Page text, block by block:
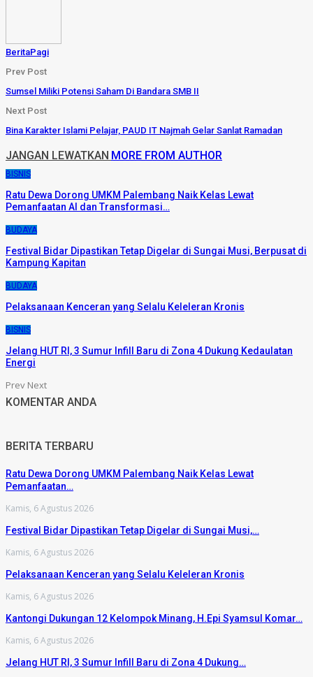
BeritaPagi
Prev Post
Sumsel Miliki Potensi Saham Di Bandara SMB II
Next Post
Bina Karakter Islami Pelajar, PAUD IT Najmah Gelar Sanlat Ramadan
JANGAN LEWATKAN MORE FROM AUTHOR
BISNIS
Ratu Dewa Dorong UMKM Palembang Naik Kelas Lewat
Pemanfaatan AI dan Transformasi…
BUDAYA
Festival Bidar Dipastikan Tetap Digelar di Sungai Musi, Berpusat di
Kampung Kapitan
BUDAYA
Pelaksanaan Kenceran yang Selalu Keleleran Kronis
BISNIS
Jelang HUT RI, 3 Sumur Infill Baru di Zona 4 Dukung Kedaulatan
Energi
Prev Next
KOMENTAR ANDA
BERITA TERBARU
Ratu Dewa Dorong UMKM Palembang Naik Kelas Lewat
Pemanfaatan…
Kamis, 6 Agustus 2026
Festival Bidar Dipastikan Tetap Digelar di Sungai Musi,…
Kamis, 6 Agustus 2026
Pelaksanaan Kenceran yang Selalu Keleleran Kronis
Kamis, 6 Agustus 2026
Kantongi Dukungan 12 Kelompok Minang, H.Epi Syamsul Komar…
Kamis, 6 Agustus 2026
Jelang HUT RI, 3 Sumur Infill Baru di Zona 4 Dukung…